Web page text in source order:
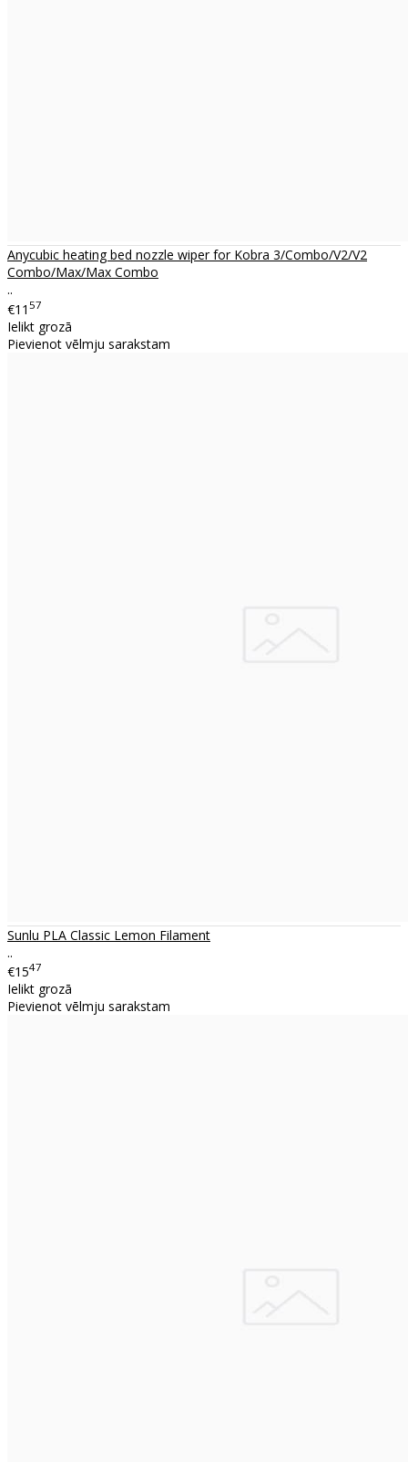
Anycubic heating bed nozzle wiper for Kobra 3/Combo/V2/V2
Combo/Max/Max Combo
..
€11 57
Ielikt grozā
Pievienot vēlmju sarakstam
Sunlu PLA Classic Lemon Filament
..
€1547
Ielikt grozā
Pievienot vēlmju sarakstam